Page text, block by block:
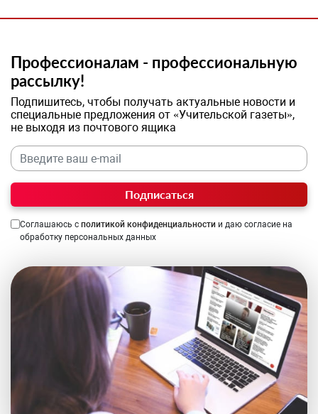
Профессионалам - профессиональную
рассылку!
Подпишитесь, чтобы получать актуальные новости и
специальные предложения от «Учительской газеты»,
не выходя из почтового ящика
Подписаться
Соглашаюсь с политикой конфиденциальности и даю согласие на
обработку персональных данных